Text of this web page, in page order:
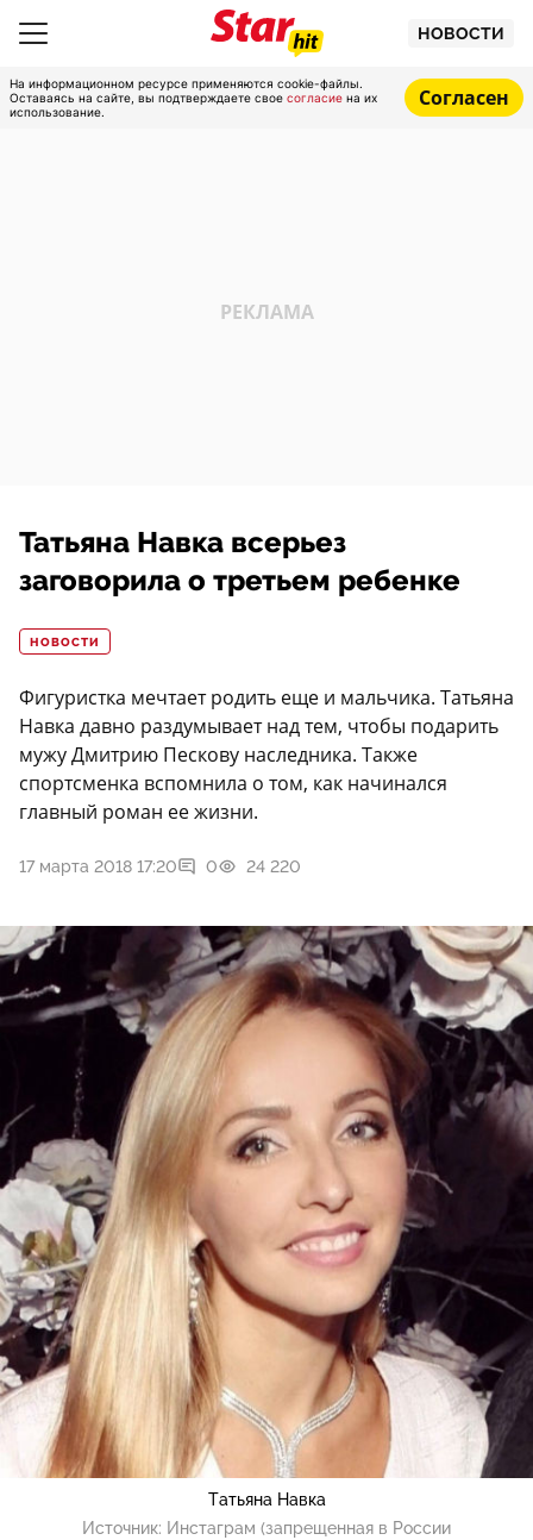
НОВОСТИ
На информационном ресурсе применяются cookie-файлы.
Оставаясь на сайте, вы подтверждаете свое согласие на их
использование.
Согласен
Татьяна Навка всерьез
заговорила о третьем ребенке
НОВОСТИ
Фигуристка мечтает родить еще и мальчика. Татьяна
Навка давно раздумывает над тем, чтобы подарить
мужу Дмитрию Пескову наследника. Также
спортсменка вспомнила о том, как начинался
главный роман ее жизни.
17 марта 2018 17:20 0 24 220
Татьяна Навка
Источник: Инстаграм (запрещенная в России